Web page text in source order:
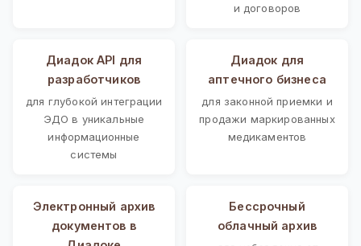
и договоров
Диадок API для
разработчиков
для глубокой интеграции
ЭДО в уникальные
информационные
системы
Диадок для
аптечного бизнеса
для законной приемки и
продажи маркированных
медикаментов
Электронный архив
документов в
Бессрочный
облачный архив